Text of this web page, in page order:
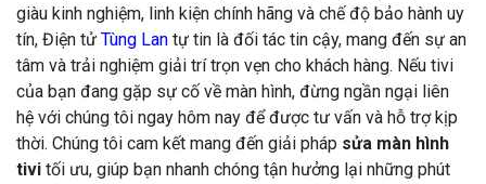
giàu kinh nghiệm, linh kiện chính hãng và chế độ bảo hành uy
tín, Điện tử Tùng Lan tự tin là đối tác tin cậy, mang đến sự an
tâm và trải nghiệm giải trí trọn vẹn cho khách hàng. Nếu tivi
của bạn đang gặp sự cố về màn hình, đừng ngần ngại liên
hệ với chúng tôi ngay hôm nay để được tư vấn và hỗ trợ kịp
thời. Chúng tôi cam kết mang đến giải pháp sửa màn hình
tivi tối ưu, giúp bạn nhanh chóng tận hưởng lại những phút